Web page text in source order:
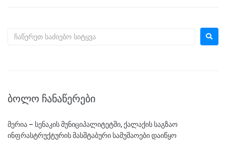
ᲑᲝᲚᲝ ᲩᲐᲜᲐᲬᲔᲠᲔᲑᲘ
მერია – სენაკის მუნიციპალიტეტში, ქალაქის საგზაო
ინფრასტრუქტურის მასშტაბური სამუშაოები დაიწყო